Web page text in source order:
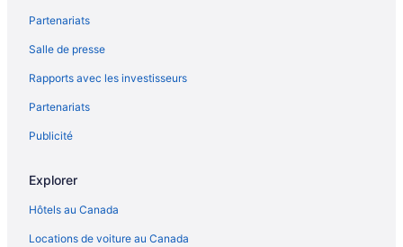
Partenariats
Salle de presse
Rapports avec les investisseurs
Partenariats
Publicité
Explorer
Hôtels au Canada
Locations de voiture au Canada